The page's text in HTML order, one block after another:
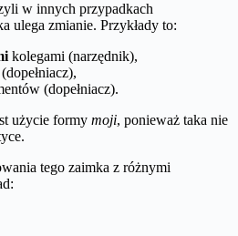
w innych przypadkach
ulega zmianie. Przykłady to:
kolegami (narzędnik),
(dopełniacz).
użycie formy moji, ponieważ taka nie
tego zaimka z różnymi